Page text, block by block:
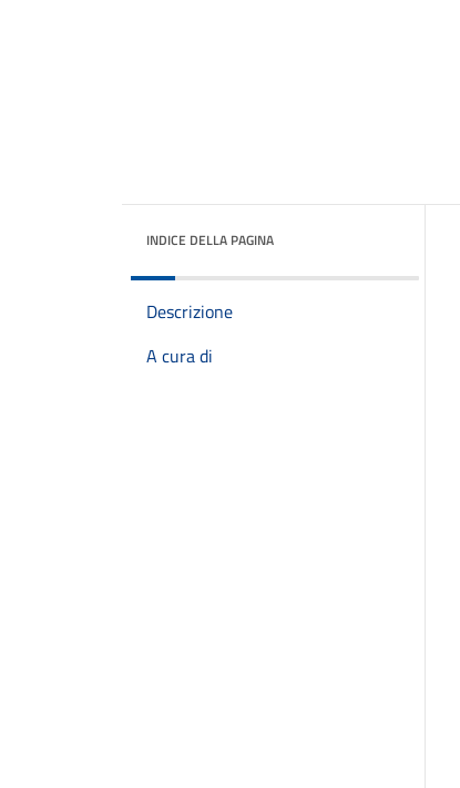
INDICE DELLA PAGINA
Descrizione
A cura di